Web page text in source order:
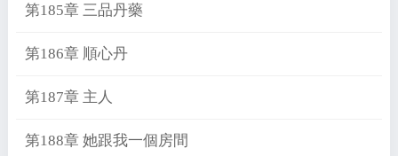
第185章 三品丹藥
第186章 順心丹
第187章 主人
第188章 她跟我一個房間